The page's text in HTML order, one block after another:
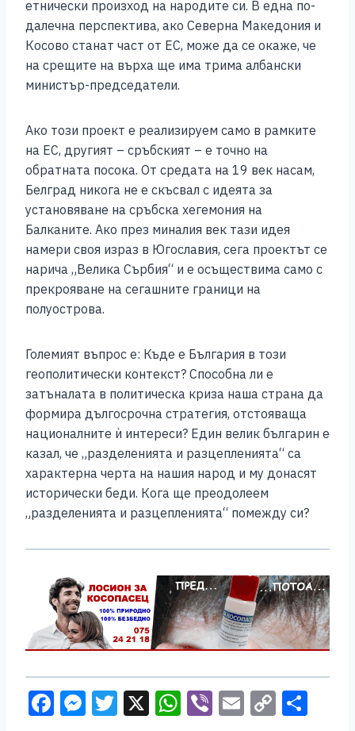
етнически произход на народите си. В една по-
далечна перспектива, ако Северна Македония и
Косово станат част от ЕС, може да се окаже, че
на срещите на върха ще има трима албански
министър-председатели.
Ако този проект е реализируем само в рамките
на ЕС, другият – сръбският – е точно на
обратната посока. От средата на 19 век насам,
Белград никога не е скъсвал с идеята за
установяване на сръбска хегемония на
Балканите. Ако през миналия век тази идея
намери своя израз в Югославия, сега проектът се
нарича „Велика Сърбия“ и е осъществима само с
прекрояване на сегашните граници на
полуострова.
Големият въпрос е: Къде е България в този
геополитически контекст? Способна ли е
затъналата в политическа криза наша страна да
формира дългосрочна стратегия, отстояваща
националните ѝ интереси? Един велик българин е
казал, че „разделенията и разцепленията“ са
характерна черта на нашия народ и му донасят
исторически беди. Кога ще преодолеем
„разделенията и разцепленията“ помежду си?
F M T X W Vi E C